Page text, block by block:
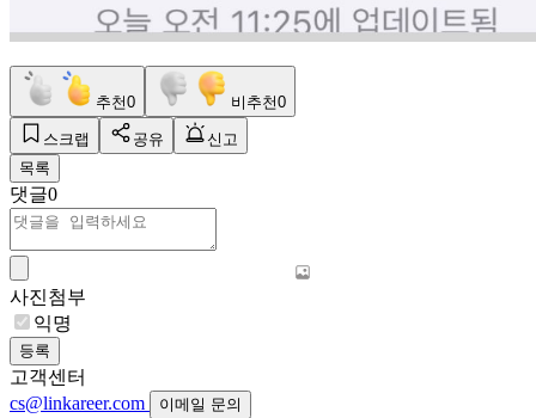
추천0 비추천0
스크랩 공유
신고
목록
댓글0
사진첨부
익명
등록
고객센터
cs@linkareer.com
이메일 문의